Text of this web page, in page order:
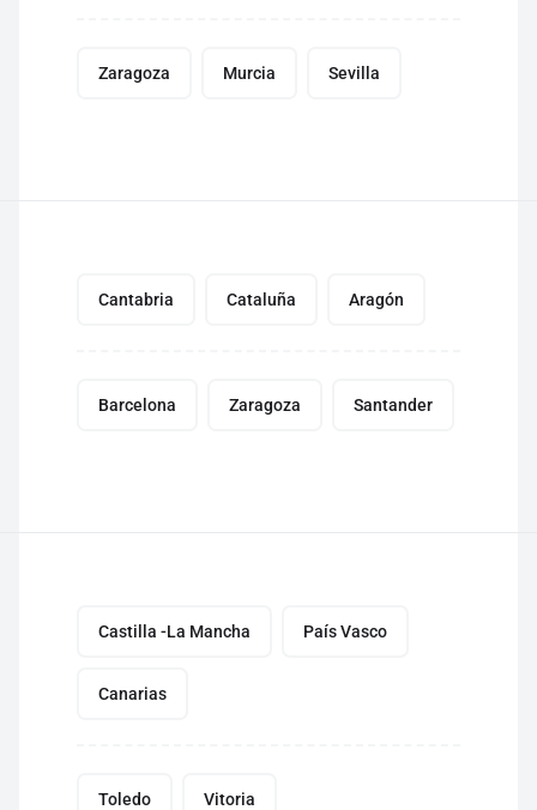
Zaragoza Murcia Sevilla
Cantabria Cataluña Aragón
Barcelona Zaragoza Santander
Castilla -La Mancha País Vasco
Canarias
Toledo Vitoria